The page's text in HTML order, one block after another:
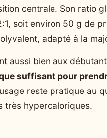
centrale. Son ratio
soit environ 50 g de
adapté à la
aussi bien aux
suffisant pour
reste pratique au
très hypercaloriques.